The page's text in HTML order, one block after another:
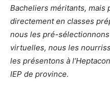
Bacheliers méritants, mais
directement en classes
nous les pré-
virtuelles, nous les
les présentons à
IEP de province.